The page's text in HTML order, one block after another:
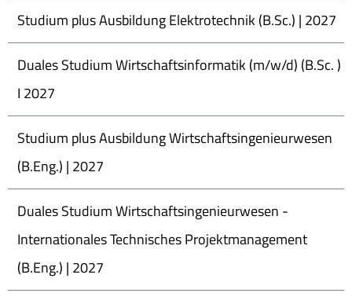
Studium plus Ausbildung Elektrotechnik (B.Sc.) | 2027
Duales Studium Wirtschaftsinformatik (m/w/d) (B.Sc. )
I 2027
Studium plus Ausbildung Wirtschaftsingenieurwesen
(B.Eng.) | 2027
Duales Studium Wirtschaftsingenieurwesen -
Internationales Technisches Projektmanagement
(B.Eng.) | 2027